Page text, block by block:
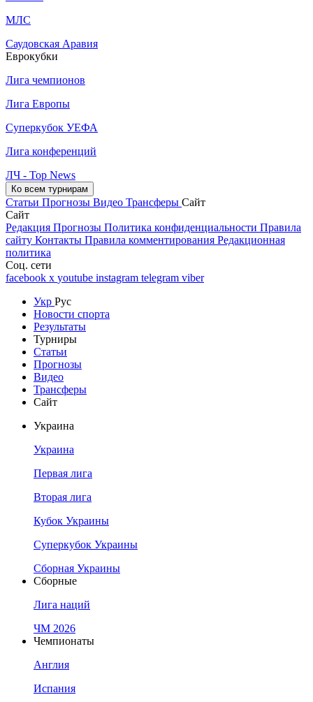
МЛС
Саудовская Аравия
Еврокубки
Лига чемпионов
Лига Европы
Суперкубок УЕФА
Лига конференций
ЛЧ - Top News
Ко всем турнирам
Статьи Прогнозы Видео Трансферы Сайт
Сайт
Редакция Прогнозы Политика конфиденциальности Правила
сайту Контакты Правила комментирования Редакционная
политика
Соц. сети
facebook x youtube instagram telegram viber
Укр Рус
Новости спорта
Результаты
Турниры
Статьи
Прогнозы
Видео
Трансферы
Сайт
Украина
Украина
Первая лига
Вторая лига
Кубок Украины
Суперкубок Украины
Сборная Украины
Сборные
Лига наций
ЧМ 2026
Чемпионаты
Англия
Испания